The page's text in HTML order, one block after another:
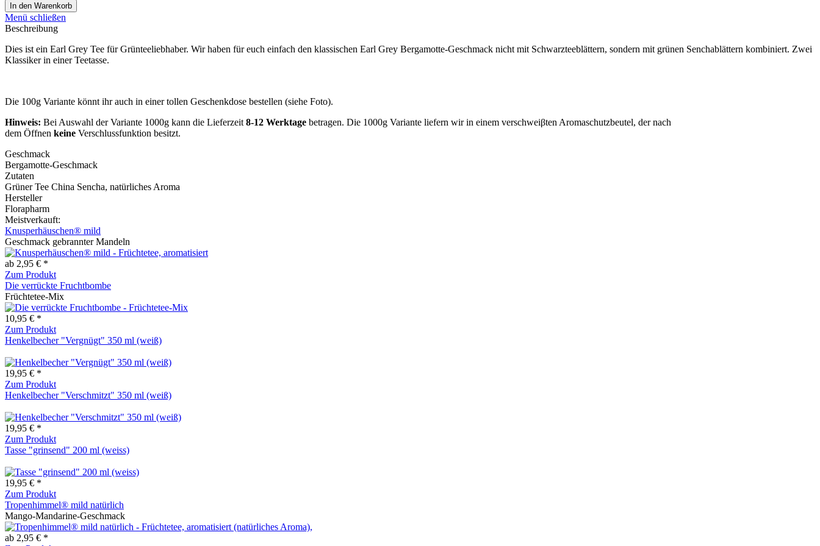
In den Warenkorb
Menü schließen
Beschreibung
Dies ist ein Earl Grey Tee für Grünteeliebhaber. Wir haben für euch einfach den klassischen Earl Grey Bergamotte-Geschmack nicht mit Schwarzteeblättern, sondern mit grünen Senchablättern kombiniert. Zwei
Klassiker in einer Teetasse.
Die 100g Variante könnt ihr auch in einer tollen Geschenkdose bestellen (siehe Foto).
Hinweis: Bei Auswahl der Variante 1000g kann die Lieferzeit 8-12 Werktage betragen. Die 1000g Variante liefern wir in einem verschweiβten Aromaschutzbeutel, der nach
dem Öffnen keine Verschlussfunktion besitzt.
Geschmack
Bergamotte-Geschmack
Zutaten
Grüner Tee China Sencha, natürliches Aroma
Hersteller
Florapharm
Meistverkauft:
Knusperhäuschen® mild
Geschmack gebrannter Mandeln
ab 2,95 € *
Zum Produkt
Die verrückte Fruchtbombe
Früchtetee-Mix
10,95 € *
Zum Produkt
Henkelbecher "Vergnügt" 350 ml (weiß)
19,95 € *
Zum Produkt
Henkelbecher "Verschmitzt" 350 ml (weiß)
19,95 € *
Zum Produkt
Tasse "grinsend" 200 ml (weiss)
19,95 € *
Zum Produkt
Tropenhimmel® mild natürlich
Mango-Mandarine-Geschmack
ab 2,95 € *